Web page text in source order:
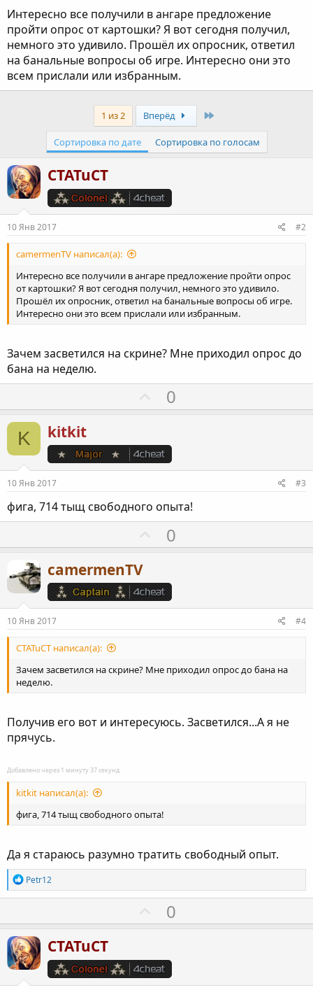
а
Интересно все получили в ангаре предложение
пройти опрос от картошки? Я вот сегодня получил,
немного это удивило. Прошёл их опросник, ответил
на банальные вопросы об игре. Интересно они это
всем прислали или избранным.
1 из 2 Вперёд
Сортировка по дате Сортировка по голосам
CTATuCT
10 Янв 2017 #2
camermenTV написал(а):
Интересно все получили в ангаре предложение пройти опрос
от картошки? Я вот сегодня получил, немного это удивило.
Прошёл их опросник, ответил на банальные вопросы об игре.
Интересно они это всем прислали или избранным.
Зачем засветился на скрине? Мне приходил опрос до
бана на неделю.
П
о
и
т
н
ы
й
о
л
о
0
K kitkit
10 Янв 2017 #3
фига, 714 тыщ свободного опыта!
П
о
и
т
ы
о
л
0
camermenTV
10 Янв 2017 #4
CTATuCT написал(а):
Зачем засветился на скрине? Мне приходил опрос до бана на
неделю.
Получив его вот и интересуюсь. Засветился...А я не
прячусь.
Добавлено через 1 минуту 37 секунд
kitkit написал(а):
фига, 714 тыщ свободного опыта!
Да я стараюсь разумно тратить свободный опыт.
Р
е
а
ц
и
и
:
Petr12
П
о
и
т
0
CTATuCT